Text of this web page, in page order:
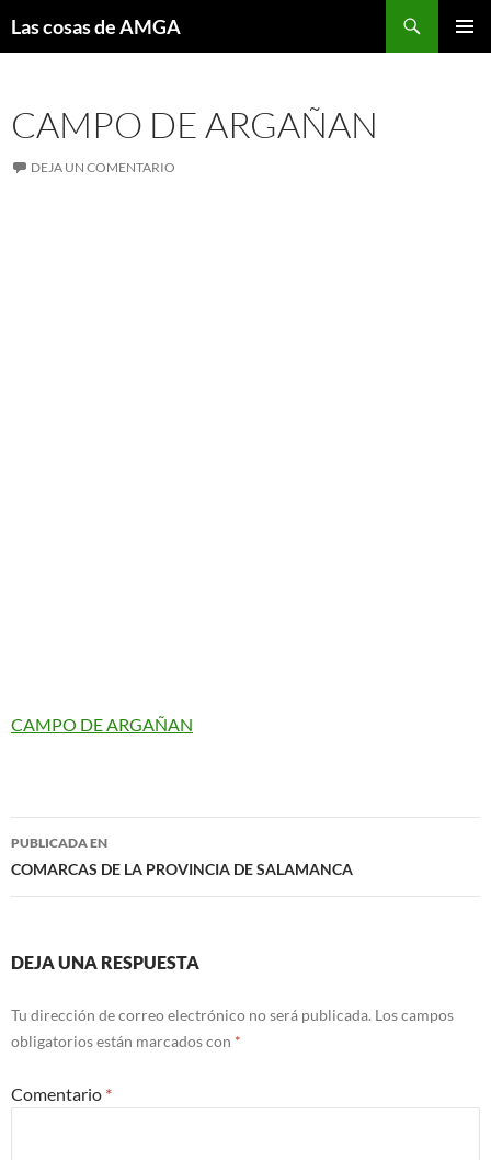
Las cosas de AMGA
CAMPO DE ARGAÑAN
DEJA UN COMENTARIO
CAMPO DE ARGAÑAN
Navegación
de
PUBLICADA EN
COMARCAS DE LA PROVINCIA DE SALAMANCA
DEJA UNA RESPUESTA
Tu dirección de correo electrónico no será publicada. Los campos
obligatorios están marcados con *
Comentario *